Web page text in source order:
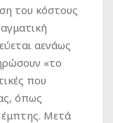
του κόστους
αενάως
«το
που
όπως
Μετά